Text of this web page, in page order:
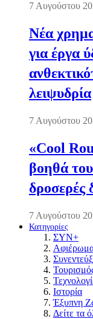
7 Αυγούστου
Νέα
για έργα
λειψυδρία
7 Αυγούστου
«Cool
βοηθά
δροσερές
7 Αυγούστου
Κατηγορίες
ΣΥΝ+
Ιστορία
Έξυπνη
Δείτε τα